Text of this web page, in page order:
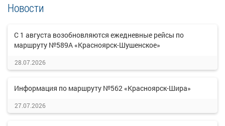
Новости
С 1 августа возобновляются ежедневные рейсы по
маршруту №589А «Красноярск-Шушенское»
28.07.2026
Информация по маршруту №562 «Красноярск-Шира»
27.07.2026